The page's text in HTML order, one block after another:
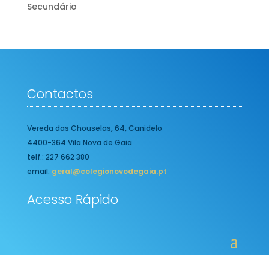
Secundário
Contactos
Vereda das Chouselas, 64, Canidelo
4400-364 Vila Nova de Gaia
telf.: 227 662 380
email: geral@colegionovodegaia.pt
Acesso Rápido